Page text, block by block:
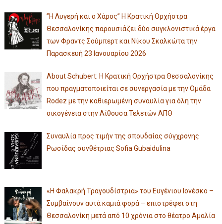
”Η Λυγερή και ο Χάρος” Η Κρατική Ορχήστρα
Θεσσαλονίκης παρουσιάζει δύο συγκλονιστικά έργα
των Φραντς Σούμπερτ και Νίκου Σκαλκώτα την
Παρασκευή 23 Ιανουαρίου 2026
About Schubert: Η Κρατική Ορχήστρα Θεσσαλονίκης
που πραγματοποιείται σε συνεργασία με την Ομάδα
Rodez με την καθιερωμένη συναυλία για όλη την
οικογένεια στην Αίθουσα Τελετών ΑΠΘ
Συναυλία προς τιμήν της σπουδαίας σύγχρονης
Ρωσίδας συνθέτριας Sofia Gubaidulina
«Η Φαλακρή Τραγουδίστρια» του Ευγένιου Ιονέσκο –
Συμβαίνουν αυτά καμιά φορά – επιστρέφει στη
Θεσσαλονίκη μετά από 10 χρόνια στο θέατρο Αμαλία